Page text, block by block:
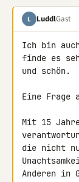
L LuddlGast
Ich bin
finde es
und schön.
Eine Frage
Mit 15
die nicht
Anderen in